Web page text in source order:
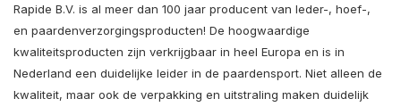
Rapide B.V. is al meer dan 100 jaar producent van leder-, hoef-,
en paardenverzorgingsproducten! De hoogwaardige
kwaliteitsproducten zijn verkrijgbaar in heel Europa en is in
Nederland een duidelijke leider in de paardensport. Niet alleen de
kwaliteit, maar ook de verpakking en uitstraling maken duidelijk